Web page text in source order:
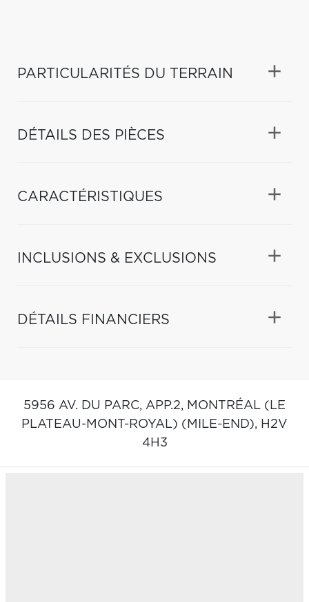
PARTICULARITÉS DU TERRAIN
DÉTAILS DES PIÈCES
CARACTÉRISTIQUES
INCLUSIONS & EXCLUSIONS
DÉTAILS FINANCIERS
5956 AV. DU PARC, APP.2, MONTRÉAL (LE
PLATEAU-MONT-ROYAL) (MILE-END), H2V
4H3